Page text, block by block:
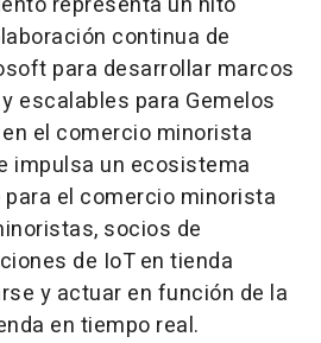
continua de
para desarrollar marcos
escalables para Gemelos
el comercio minorista
impulsa un ecosistema
el comercio minorista
socios de
de IoT en tienda
y actuar en función de la
en tiempo real.